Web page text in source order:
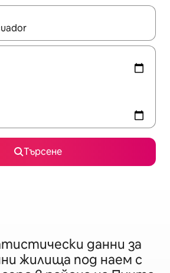
се покажат, използвайте
Търсене
данни за
жилища под наем с